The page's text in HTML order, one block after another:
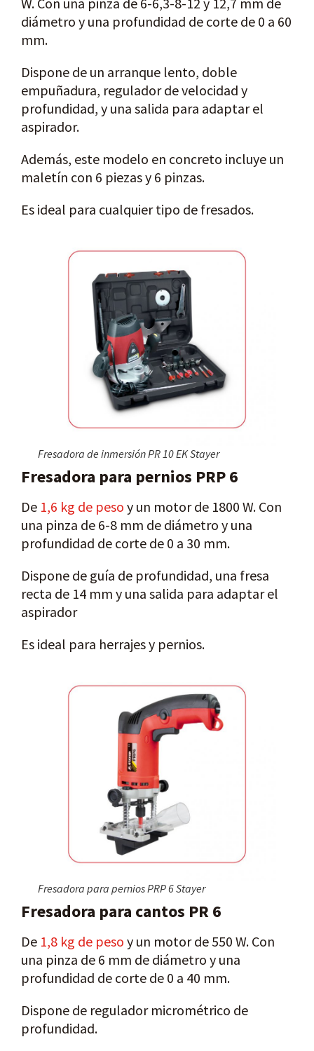
diámetro y una profundidad de corte de 0 a 60
mm.
Dispone de un arranque lento, doble
empuñadura, regulador de velocidad y
profundidad, y una salida para adaptar el
aspirador.
Además, este modelo en concreto incluye un
maletín con 6 piezas y 6 pinzas.
Es ideal para cualquier tipo de fresados.
Fresadora de inmersión PR 10 EK Stayer
Fresadora para pernios PRP 6
De 1,6 kg de peso y un motor de 1800 W. Con
una pinza de 6-8 mm de diámetro y una
profundidad de corte de 0 a 30 mm.
Dispone de guía de profundidad, una fresa
recta de 14 mm y una salida para adaptar el
aspirador
Es ideal para herrajes y pernios.
Fresadora para pernios PRP 6 Stayer
Fresadora para cantos PR 6
De 1,8 kg de peso y un motor de 550 W. Con
una pinza de 6 mm de diámetro y una
profundidad de corte de 0 a 40 mm.
Dispone de regulador micrométrico de
profundidad.